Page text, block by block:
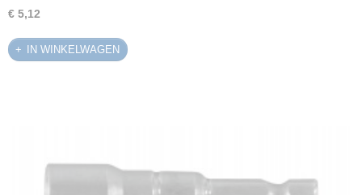
€ 5,12
IN WINKELWAGEN